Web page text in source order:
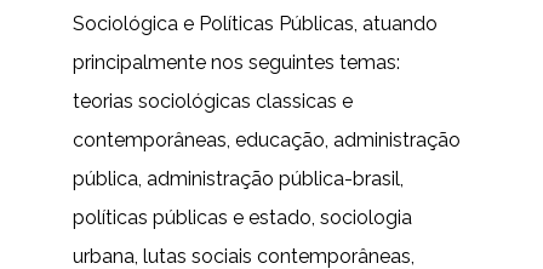
Sociológica e Políticas Públicas, atuando
principalmente nos seguintes temas:
teorias sociológicas classicas e
contemporâneas, educação, administração
pública, administração pública-brasil,
políticas públicas e estado, sociologia
urbana, lutas sociais contemporâneas,